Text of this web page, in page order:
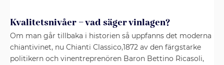
Kvalitetsnivåer – vad säger vinlagen?
Om man går tillbaka i historien så uppfanns det moderna
chiantivinet, nu Chianti Classico,1872 av den färgstarke
politikern och vinentreprenören Baron Bettino Ricasoli,